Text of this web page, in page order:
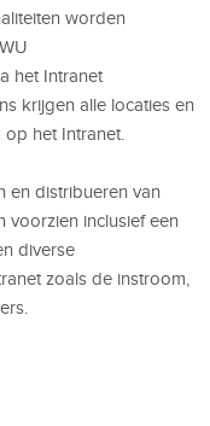
worden
het Intranet
krijgen alle locaties en
het Intranet.
en distribueren van
voorzien inclusief een
diverse
zoals de instroom,